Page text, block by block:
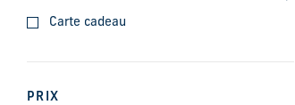
Carte cadeau
PRIX